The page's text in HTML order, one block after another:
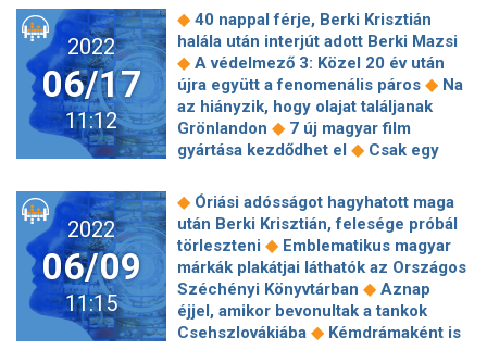
◆ 10 híres színész, aki lemaradt élete
lehetőségéről◆Toldi – Október 20-
án mutatják be a mozikban Jankovics
Marcell utolsó animációját◆A
hólyagja már nem a régi, de letépi a
fejed
szeretni az embert, akit annyian
utáltak ◆Johnny Depp visszatérhet A
Karib-tenger kalózaiba ◆Emma
különösen érzékeny kislány, aki csak
az állatok között érzi jól magát ◆
Dokumentumfilmet forgatnak Kevin
Spacey bukásáról ◆ Christian Bale
ezzel az egy feltétellel vállalná el újra
hazánkban forgatott vámpíros thriller,
a The Invitation roppant hatásos
előzetese◆Az évad színészei Lévay
Viktória és Fehér Tibor a
Játékszínben
2022
06/17
11:12
◆ 40 nappal férje, Berki Krisztián
halála után interjút adott Berki Mazsi
◆ A védelmező 3: Közel 20 év után
újra együtt a fenomenális páros ◆ Na
az hiányzik, hogy olajat találjanak
Grönlandon ◆ 7 új magyar film
gyártása kezdődhet el ◆ Csak egy
válaszolnod és már jöhetsz is velünk
Elvist nézni◆
Trónok harca: önálló
sorozatot kap Havas Jon ◆Tom
Hanks úgy érzi, ma már nem tudná
eljátszani Oscar-díjas szerepét ◆
Végső búcsút vettek Gyarmathy Lívia
filmrendezőtől ◆ Öt dokumentumfilm
és két animációs sorozat gyártását
2022
06/09
11:15
◆ Óriási adósságot hagyhatott maga
után Berki Krisztián, felesége próbál
törleszteni ◆ Emblematikus magyar
márkák plakátjai láthatók az Országos
Széchényi Könyvtárban ◆ Aznap
éjjel, amikor bevonultak a tankok
Csehszlovákiába ◆ Kémdrámaként is